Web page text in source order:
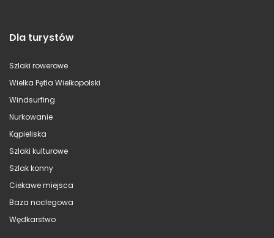
Dla turystów
Szlaki rowerowe
Wielka Pętla Wielkopolski
Windsurfing
Nurkowanie
Kąpieliska
Szlaki kulturowe
Szlak konny
Ciekawe miejsca
Baza noclegowa
Wędkarstwo